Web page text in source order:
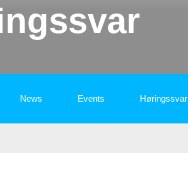
News Events Høringssvar